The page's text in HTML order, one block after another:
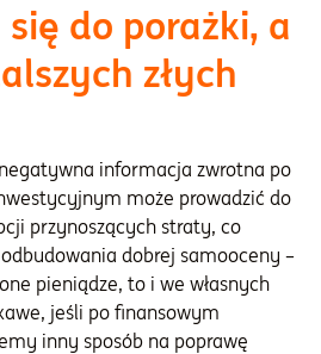
do porażki, a
złych
informacja zwrotna po
może prowadzić do
przynoszących straty, co
dobrej samooceny –
pieniądze, to i we własnych
jeśli po finansowym
inny sposób na poprawę